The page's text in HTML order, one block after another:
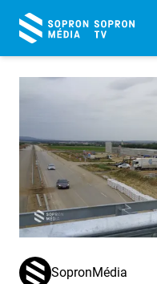
SopronMédia